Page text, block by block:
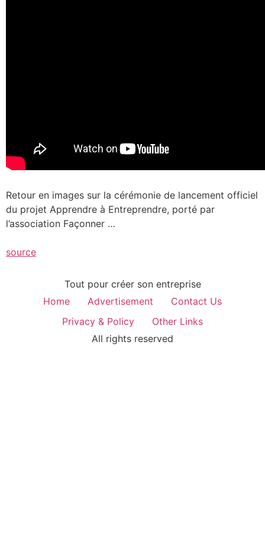
Retour en images sur la cérémonie de lancement officiel
du projet Apprendre à Entreprendre, porté par
l’association Façonner …
source
Tout pour créer son entreprise
Home
Advertisement
Contact Us
Privacy & Policy
Other Links
All rights reserved